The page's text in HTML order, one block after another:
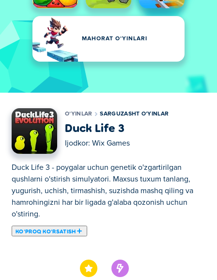
MAHORAT OʻYINLARI
OʻYINLAR SARGUZASHT OʻYINLAR
Duck Life 3
Ijodkor: Wix Games
Duck Life 3 - poygalar uchun genetik o'zgartirilgan
qushlarni o'stirish simulyatori. Maxsus tuxum tanlang,
yugurish, uchish, tirmashish, suzishda mashq qiling va
hamrohingizni har bir ligada g'alaba qozonish uchun
o'stiring.
KOʻPROQ KOʻRSATISH